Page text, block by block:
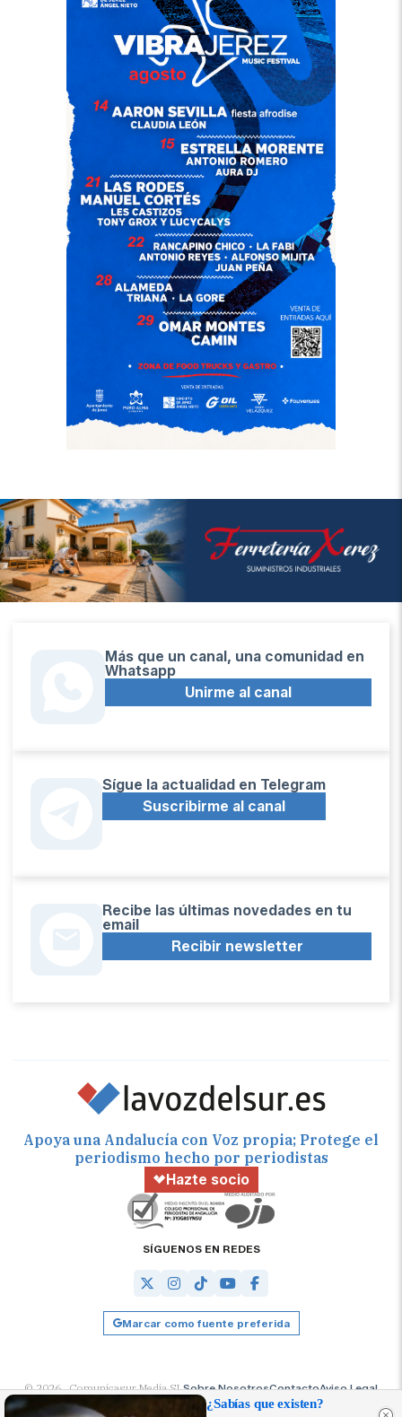
Más que un canal, una comunidad en
Whatsapp
Unirme al canal
Sígue la actualidad en Telegram
Suscribirme al canal
Recibe las últimas novedades en tu
email
Recibir newsletter
Apoya una Andalucía con Voz propia; Protege el
periodismo hecho por periodistas
Hazte socio
SÍGUENOS EN REDES
Marcar como fuente preferida
© 2026 Comunicasur Media SLSobre NosotrosContactoAviso Legal
Política de CookiesRSS Desarrollado porOA Cloud
¿Sabías que existen?